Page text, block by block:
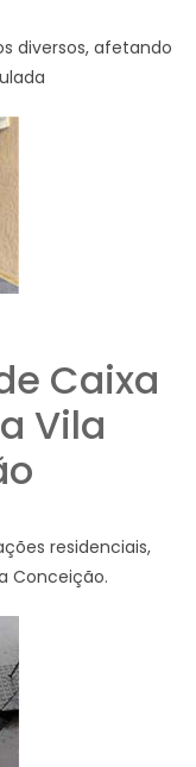
diversos, afetando
Caixa
Vila
residenciais,
Conceição.